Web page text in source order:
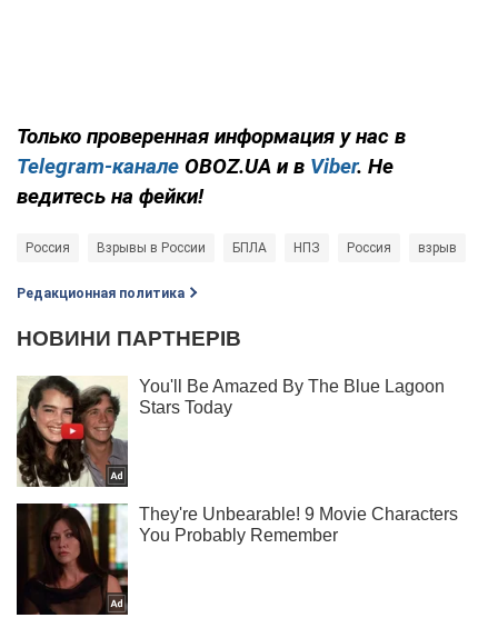
Только проверенная информация у нас в
Telegram-канале OBOZ.UA и в Viber. Не
ведитесь на фейки!
Россия Взрывы в России БПЛА НПЗ Россия взрыв
Редакционная политика